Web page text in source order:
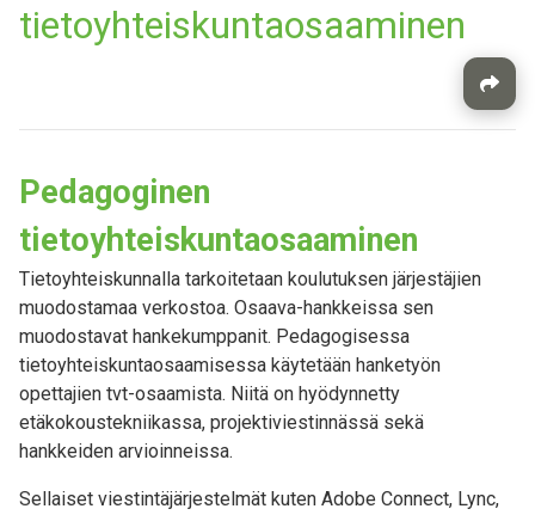
tietoyhteiskuntaosaaminen
Pedagoginen
tietoyhteiskuntaosaaminen
Tietoyhteiskunnalla tarkoitetaan koulutuksen järjestäjien
muodostamaa verkostoa. Osaava-hankkeissa sen
muodostavat hankekumppanit. Pedagogisessa
tietoyhteiskuntaosaamisessa käytetään hanketyön
opettajien tvt-osaamista. Niitä on hyödynnetty
etäkokoustekniikassa, projektiviestinnässä sekä
hankkeiden arvioinneissa.
Sellaiset viestintäjärjestelmät kuten Adobe Connect, Lync,